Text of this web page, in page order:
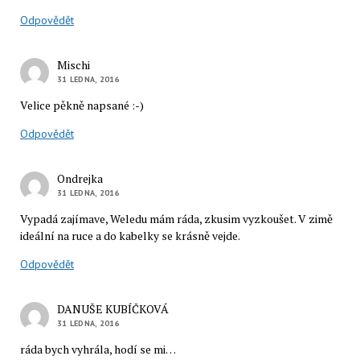
Odpovědět
Mischi
31 LEDNA, 2016
Velice pěkně napsané :-)
Odpovědět
Ondrejka
31 LEDNA, 2016
Vypadá zajímave, Weledu mám ráda, zkusim vyzkoušet. V zimě
ideální na ruce a do kabelky se krásně vejde.
Odpovědět
DANUŠE KUBÍČKOVÁ
31 LEDNA, 2016
ráda bych vyhrála, hodí se mi…